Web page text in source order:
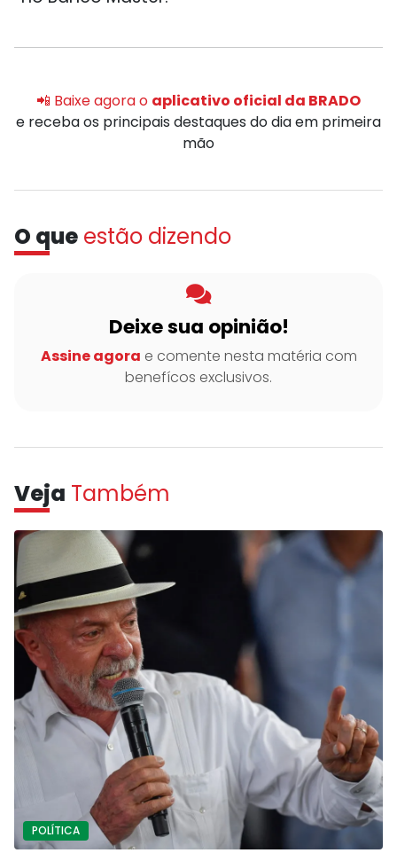
📲 Baixe agora o aplicativo oficial da BRADO
e receba os principais destaques do dia em primeira
mão
O que estão dizendo
Deixe sua opinião!
Assine agora e comente nesta matéria com
benefícos exclusivos.
Veja Também
POLÍTICA